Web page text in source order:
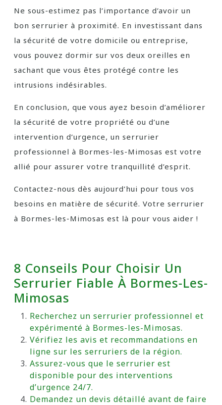
Ne sous-estimez pas l’importance d’avoir un
bon serrurier à proximité. En investissant dans
la sécurité de votre domicile ou entreprise,
vous pouvez dormir sur vos deux oreilles en
sachant que vous êtes protégé contre les
intrusions indésirables.
En conclusion, que vous ayez besoin d’améliorer
la sécurité de votre propriété ou d’une
intervention d’urgence, un serrurier
professionnel à Bormes-les-Mimosas est votre
allié pour assurer votre tranquillité d’esprit.
Contactez-nous dès aujourd’hui pour tous vos
besoins en matière de sécurité. Votre serrurier
à Bormes-les-Mimosas est là pour vous aider !
8 Conseils Pour Choisir Un
Serrurier Fiable À Bormes-Les-
Mimosas
Recherchez un serrurier professionnel et
expérimenté à Bormes-les-Mimosas.
Vérifiez les avis et recommandations en
ligne sur les serruriers de la région.
Assurez-vous que le serrurier est
disponible pour des interventions
d’urgence 24/7.
Demandez un devis détaillé avant de faire